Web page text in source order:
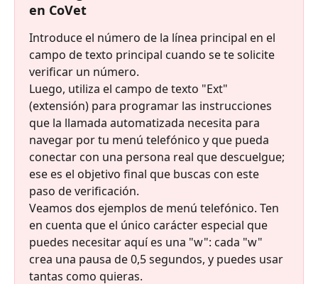
en CoVet
Introduce el número de la línea principal en el
campo de texto principal cuando se te solicite
verificar un número.
Luego, utiliza el campo de texto "Ext"
(extensión) para programar las instrucciones
que la llamada automatizada necesita para
navegar por tu menú telefónico y que pueda
conectar con una persona real que descuelgue;
ese es el objetivo final que buscas con este
paso de verificación.
Veamos dos ejemplos de menú telefónico. Ten
en cuenta que el único carácter especial que
puedes necesitar aquí es una "w": cada "w"
crea una pausa de 0,5 segundos, y puedes usar
tantas como quieras.